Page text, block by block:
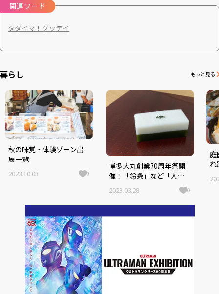
関連ワード
タダイマ！ グッデイ
暮らし もっと見る
秋の味覚・体験ゾーン出
展一覧
2023.10.03 0
博多大丸創業70周年祭開
催！「鈴懸」など「人気
店×九州の食」限定コラ
ボ商品も
2023.03.28 0
庭
れ
石